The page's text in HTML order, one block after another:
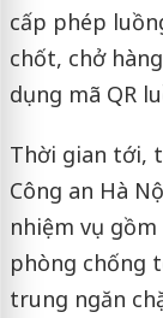
cấp phép
chốt, chở
dụng mã QR
Thời gian tới,
Công an Hà
nhiệm vụ
phòng chống
trung ngăn